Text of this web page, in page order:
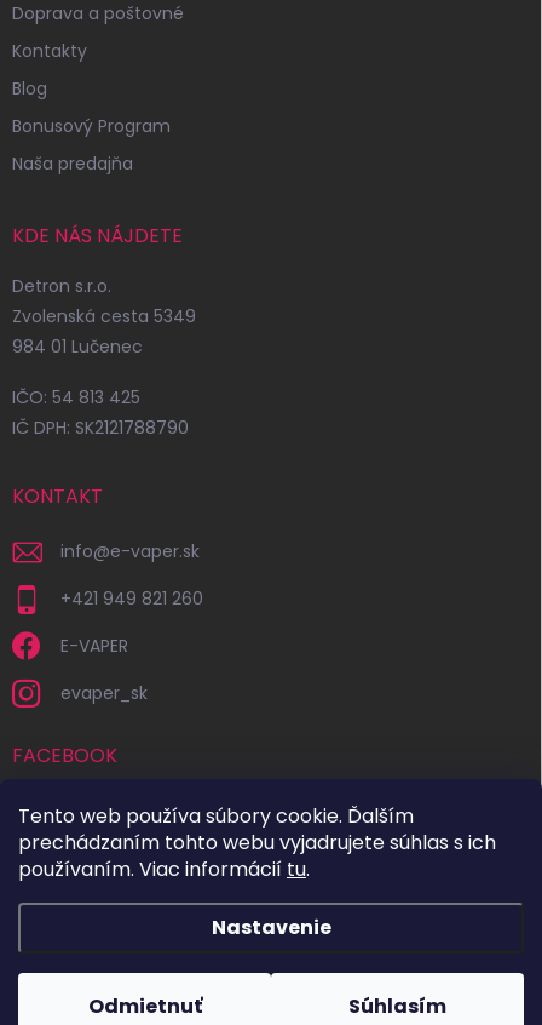
Tento web používa súbory cookie. Ďalším
prechádzaním tohto webu vyjadrujete súhlas s ich
používaním. Viac informácií tu.
Nastavenie
Odmietnuť Súhlasím
Doprava a poštovné
Kontakty
Blog
Bonusový Program
Naša predajňa
KDE NÁS NÁJDETE
Detron s.r.o.
Zvolenská cesta 5349
984 01 Lučenec
IČO: 54 813 425
IČ DPH: SK2121788790
KONTAKT
info@e-vaper.sk
+421 949 821 260
E-VAPER
evaper_sk
FACEBOOK
Copyright 2026E-VAPER.SK. Všetky práva vyhradené.Upraviť
nastavenie cookies